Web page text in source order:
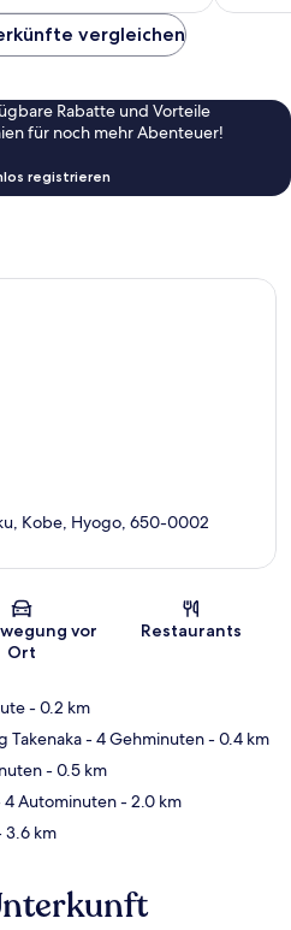
84 €
vergleichen
Rabatte und Vorteile
für noch mehr Abenteuer!
registrieren
Karte
Kobe, Hyogo, 650-0002
vor
Ort
Restaurants
- 0.2 km
Takenaka- 4 Gehminuten- 0.4 km
- 0.5 km
4 Autominuten- 2.0 km
3.6 km